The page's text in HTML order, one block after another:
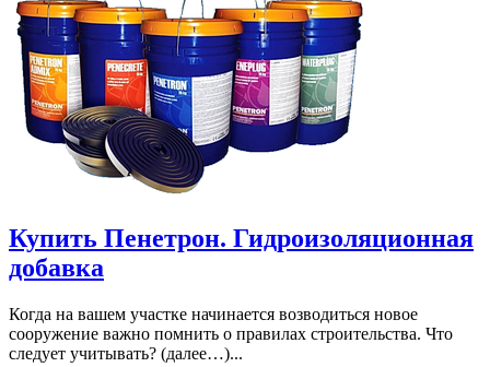
Купить Пенетрон. Гидроизоляционная
добавка
Когда на вашем участке начинается возводиться новое
сооружение важно помнить о правилах строительства. Что
следует учитывать? (далее…)...